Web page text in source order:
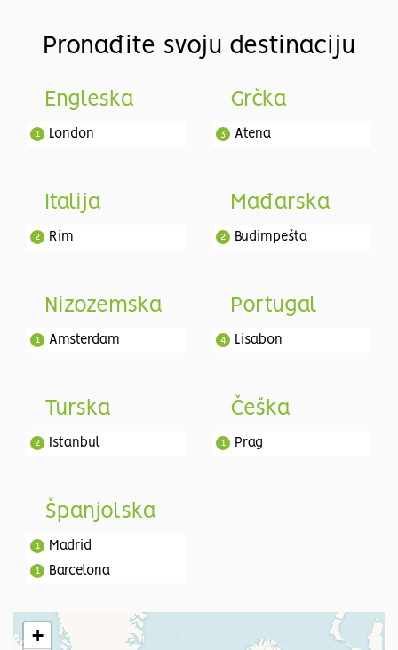
Pronađite svoju destinaciju
Engleska
London
1
Grčka
Atena
3
Italija
Rim
2
Mađarska
Budimpešta
2
Nizozemska
Amsterdam
1
Portugal
Lisabon
4
Turska
Istanbul
2
Češka
Prag
1
Španjolska
Madrid
1
Barcelona
1
+